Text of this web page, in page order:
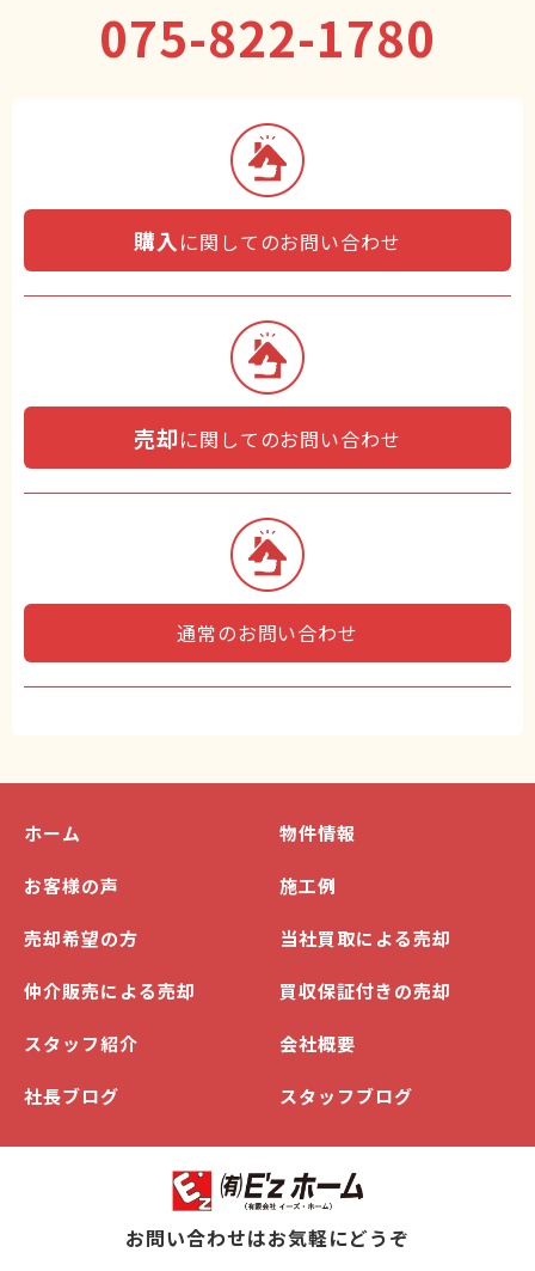
075-822-1780
購入に関してのお問い合わせ
売却に関してのお問い合わせ
通常のお問い合わせ
ホーム 物件情報
お客様の声 施工例
売却希望の方 当社買取による売却
仲介販売による売却 買収保証付きの売却
スタッフ紹介 会社概要
社長ブログ スタッフブログ
お問い合わせはお気軽にどうぞ